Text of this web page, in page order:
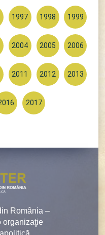
1997 1998 1999
2004 2005 2006
2011 2012 2013
2017
România –
organizaţie